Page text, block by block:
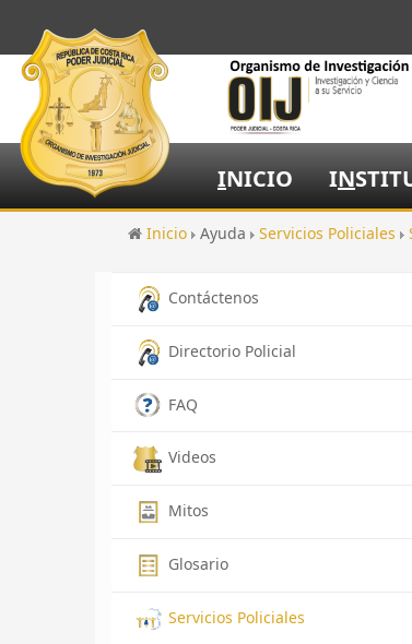
INICIO IN
Inicio Ayuda Servicios Policiales
Contáctenos
Directorio Policial
FAQ
Videos
Mitos
Glosario
Servicios Policiales